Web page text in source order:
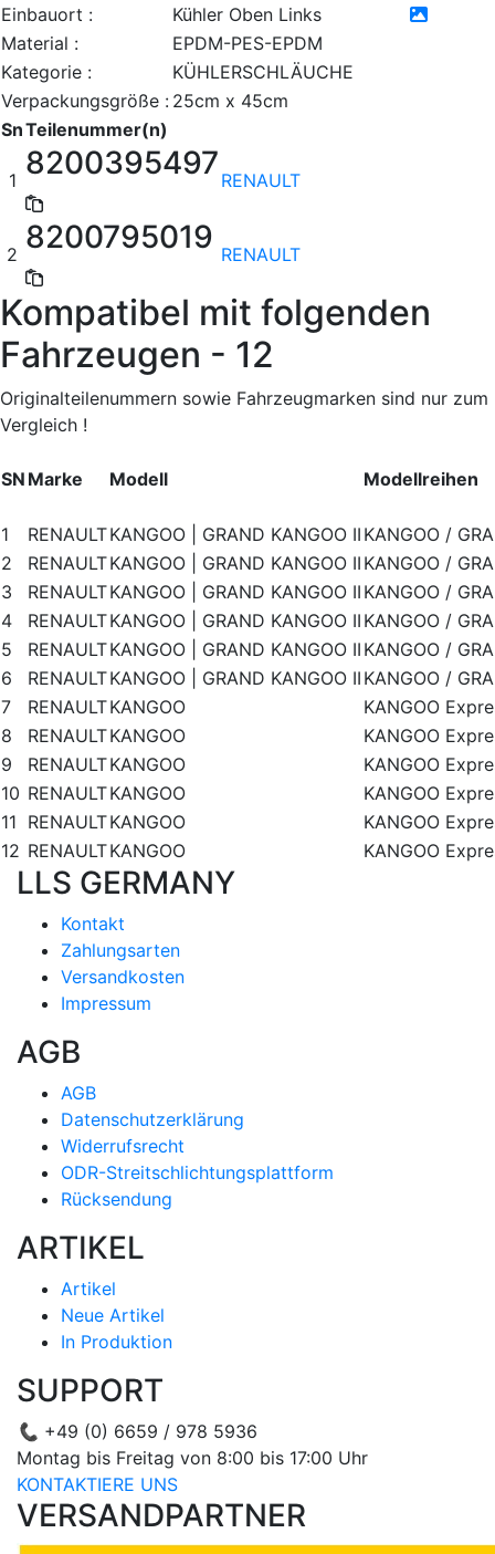
Einbauort :
Kühler Oben Links
Material :
EPDM-PES-EPDM
Kategorie :
KÜHLERSCHLÄUCHE
Verpackungsgröße : 25cm x 45cm
SnTeilenummer(n)
1 8200395497 RENAULT
2 8200795019 RENAULT
Kompatibel mit folgenden
Fahrzeugen - 12
Originalteilenummern sowie Fahrzeugmarken sind nur zum
Vergleich !
SN Marke Modell Modellreihen
1 RENAULTKANGOO | GRAND KANGOO II KANGOO /
2
RENAULTKANGOO | GRAND KANGOO II KANGOO /
3
RENAULTKANGOO | GRAND KANGOO II KANGOO /
4
RENAULTKANGOO | GRAND KANGOO II KANGOO /
5
RENAULTKANGOO | GRAND KANGOO II KANGOO /
6
RENAULTKANGOO | GRAND KANGOO II KANGOO /
7
RENAULTKANGOO
KANGOO
8
RENAULTKANGOO
KANGOO
9
RENAULTKANGOO
KANGOO
10 RENAULTKANGOO
KANGOO
11 RENAULTKANGOO
KANGOO
12 RENAULTKANGOO KANGOO
LLS GERMANY
Kontakt
Zahlungsarten
Versandkosten
Impressum
AGB
AGB
Datenschutzerklärung
Widerrufsrecht
ODR-Streitschlichtungsplattform
Rücksendung
ARTIKEL
Artikel
Neue Artikel
In Produktion
SUPPORT
📞 +49 (0) 6659 / 978 5936
Montag bis Freitag von 8:00 bis 17:00 Uhr
KONTAKTIERE UNS
VERSANDPARTNER